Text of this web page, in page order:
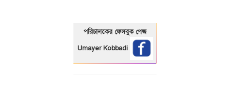
পরিচালকের ফেসবুক পেজ
Umayer Kobbadi